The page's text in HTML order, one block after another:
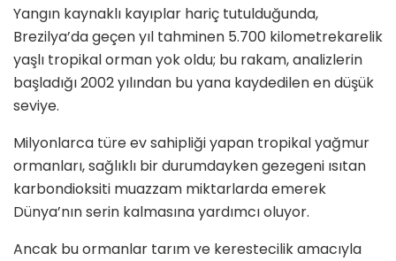
Yangın kaynaklı kayıplar hariç tutulduğunda,
Brezilya’da geçen yıl tahminen 5.700 kilometrekarelik
yaşlı tropikal orman yok oldu; bu rakam, analizlerin
başladığı 2002 yılından bu yana kaydedilen en düşük
seviye.
Milyonlarca türe ev sahipliği yapan tropikal yağmur
ormanları, sağlıklı bir durumdayken gezegeni ısıtan
karbondioksiti muazzam miktarlarda emerek
Dünya’nın serin kalmasına yardımcı oluyor.
Ancak bu ormanlar tarım ve kerestecilik amacıyla